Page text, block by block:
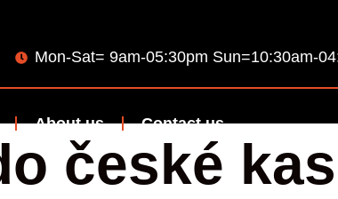
Mon-Sat= 9am-05:30pm Sun=10:30am-
About us Contact us
české